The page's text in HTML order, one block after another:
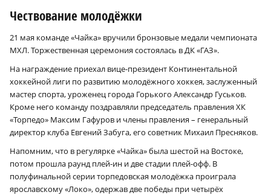
Чествование молодёжки
21 мая команде «Чайка» вручили бронзовые медали чемпионата
МХЛ. Торжественная церемония состоялась в ДК «ГАЗ».
На награждение приехал вице-президент Континентальной
хоккейной лиги по развитию молодёжного хоккея, заслуженный
мастер спорта, уроженец города Горького Александр Гуськов.
Кроме него команду поздравляли председатель правления ХК
«Торпедо» Максим Гафуров и члены правления – генеральный
директор клуба Евгений Забуга, его советник Михаил Пресняков.
Напомним, что в регулярке «Чайка» была шестой на Востоке,
потом прошла раунд плей-ин и две стадии плей-офф. В
полуфинальной серии торпедовская молодёжка проиграла
ярославскому «Локо», одержав две победы при четырёх